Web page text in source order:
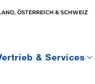
ÖSTERREICH & SCHWEIZ
& Services